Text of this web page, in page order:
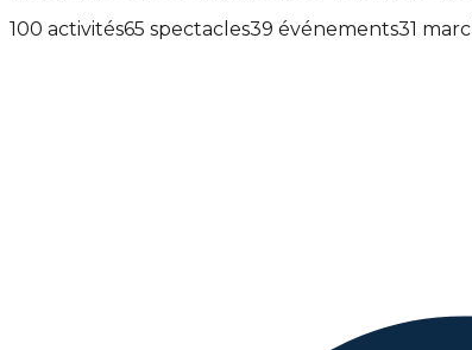
100 activités65 spectacles39 événements31